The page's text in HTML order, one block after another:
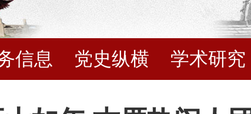
信息 党史纵横 学术研究